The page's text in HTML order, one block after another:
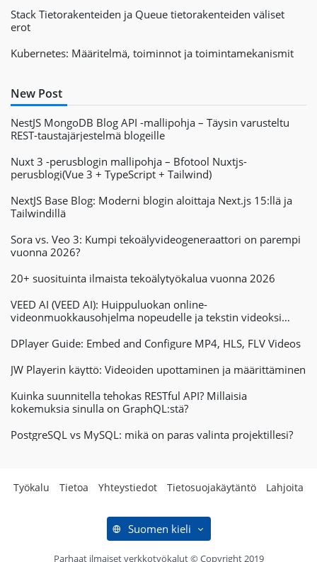
Stack Tietorakenteiden ja Queue tietorakenteiden väliset
erot
Kubernetes: Määritelmä, toiminnot ja toimintamekanismit
New Post
NestJS MongoDB Blog API -mallipohja – Täysin varusteltu
REST-taustajärjestelmä blogeille
Nuxt 3 -perusblogin mallipohja – Bfotool Nuxtjs-
perusblogi(Vue 3 + TypeScript + Tailwind)
NextJS Base Blog: Moderni blogin aloittaja Next.js 15:llä ja
Tailwindillä
Sora vs. Veo 3: Kumpi tekoälyvideogeneraattori on parempi
vuonna 2026?
20+ suosituinta ilmaista tekoälytyökalua vuonna 2026
VEED AI (VEED AI): Huippuluokan online-
videonmuokkausohjelma nopeudelle ja tekstin videoksi
DPlayer Guide: Embed and Configure MP4, HLS, FLV Videos
JW Playerin käyttö: Videoiden upottaminen ja määrittäminen
Kuinka suunnitella tehokas RESTful API? Millaisia ​​
kokemuksia sinulla on GraphQL:stä?
PostgreSQL vs MySQL: mikä on paras valinta projektillesi?
Työkalu Tietoa Yhteystiedot Tietosuojakäytäntö Lahjoita
Suomen kieli
Parhaat ilmaiset verkkotyökalut © Copyright 2019